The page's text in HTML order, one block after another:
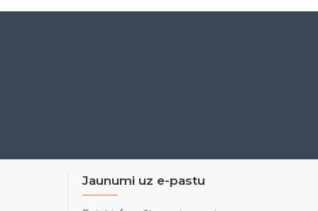
Jaunumi uz e-pastu